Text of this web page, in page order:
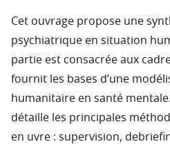
Cet ouvrage propose une
psychiatrique en situation
partie est consacrée aux
fournit les bases d’une
humanitaire en santé
détaille les principales
en uvre : supervision,